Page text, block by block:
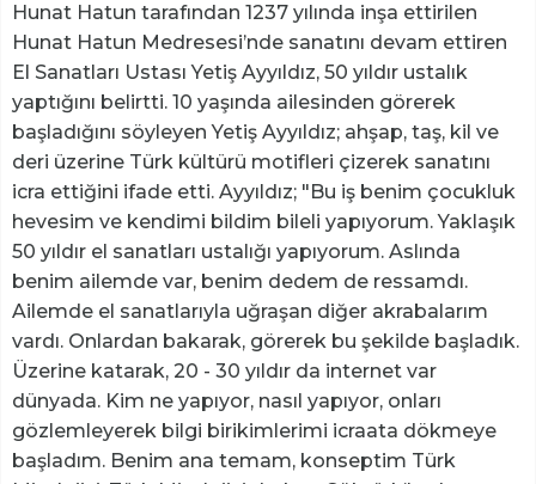
Hunat Hatun tarafından 1237 yılında inşa ettirilen
Hunat Hatun Medresesi’nde sanatını devam ettiren
El Sanatları Ustası Yetiş Ayyıldız, 50 yıldır ustalık
yaptığını belirtti. 10 yaşında ailesinden görerek
başladığını söyleyen Yetiş Ayyıldız; ahşap, taş, kil ve
deri üzerine Türk kültürü motifleri çizerek sanatını
icra ettiğini ifade etti. Ayyıldız; "Bu iş benim çocukluk
hevesim ve kendimi bildim bileli yapıyorum. Yaklaşık
50 yıldır el sanatları ustalığı yapıyorum. Aslında
benim ailemde var, benim dedem de ressamdı.
Ailemde el sanatlarıyla uğraşan diğer akrabalarım
vardı. Onlardan bakarak, görerek bu şekilde başladık.
Üzerine katarak, 20 - 30 yıldır da internet var
dünyada. Kim ne yapıyor, nasıl yapıyor, onları
gözlemleyerek bilgi birikimlerimi icraata dökmeye
başladım. Benim ana temam, konseptim Türk